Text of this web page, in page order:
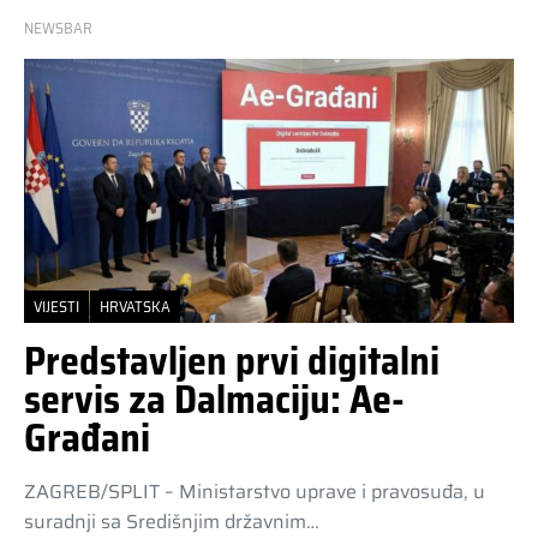
NEWSBAR
VIJESTI HRVATSKA
Predstavljen prvi digitalni
servis za Dalmaciju: Ae-
Građani
ZAGREB/SPLIT – Ministarstvo uprave i pravosuđa, u
suradnji sa Središnjim državnim…